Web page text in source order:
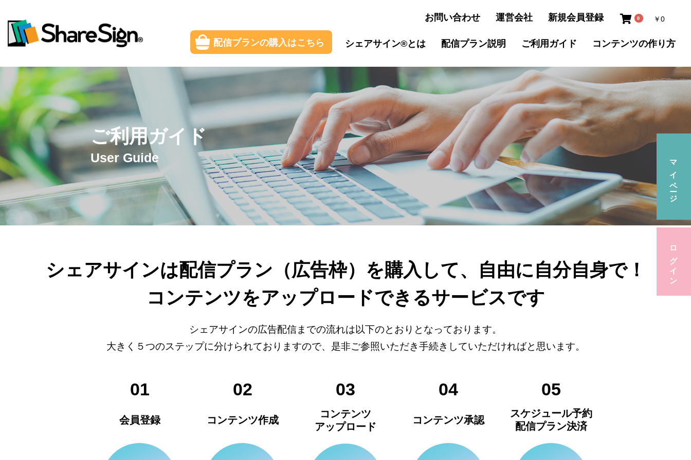
お問い合わせ 運営会社 新規会員登録 0 ￥0
配信プランの購入はこちら シェアサイン®とは 配信プラン説明 ご利用ガイド コンテンツの作り方
ご利用ガイド
User Guide
シェアサインは配信プラン（広告枠）を購入して、
自由に自分自身で！
コンテンツをアップロードできるサービスです
シェアサインの広告配信までの流れは以下のとおりとなっております。
大きく５つのステップに分けられておりますので、是非ご参照いただき手続きしていただければと思います。
01
会員登録
02
コンテンツ作成
03
コンテンツ
アップロード
04
コンテンツ承認
05
スケジュール予約
配信プラン決済
マイページ
ログイン